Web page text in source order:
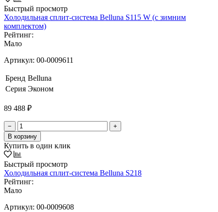
Быстрый просмотр
Холодильная сплит-система Belluna S115 W (с зимним
комплектом)
Рейтинг:
Мало
Артикул: 00-0009611
Бренд Belluna
Серия Эконом
89 488 ₽
−
+
В корзину
Купить в один клик
Быстрый просмотр
Холодильная сплит-система Belluna S218
Рейтинг:
Мало
Артикул: 00-0009608